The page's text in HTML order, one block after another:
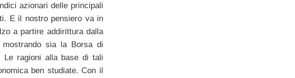
azionari delle principali
E il nostro pensiero va in
a partire addirittura dalla
mostrando sia la Borsa di
Le ragioni alla base di tali
ben studiate. Con il